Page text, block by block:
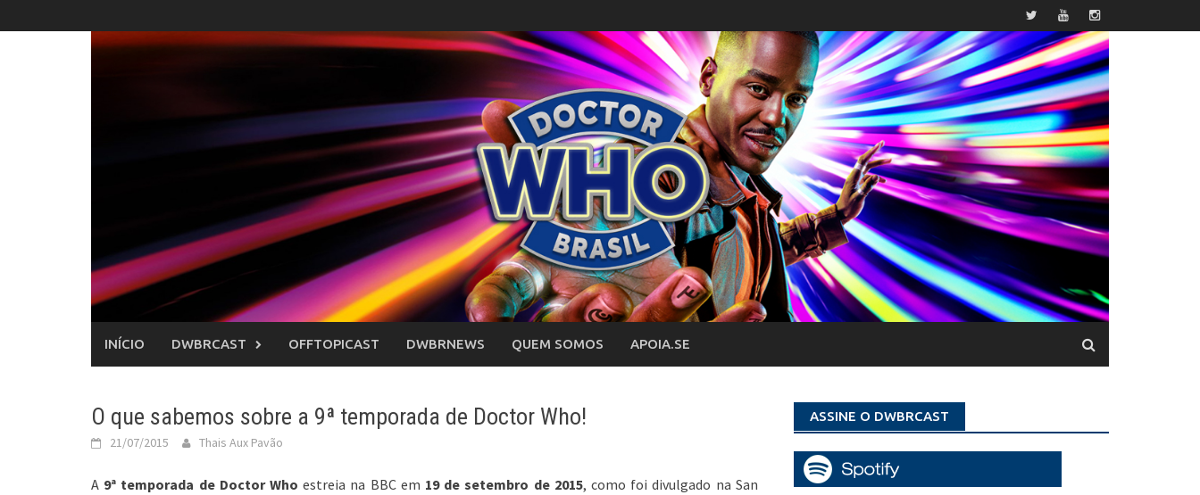
to
INÍCIO DWBRCAST OFFTOPICAST DWBRNEWS QUEM SOMOS APOIA.SE
O que sabemos sobre a 9ª temporada de Doctor Who!
21/07/2015 Thais Aux Pavão
A 9ª temporada de Doctor Who estreia na BBC em 19 de setembro de 2015, como foi divulgado na San
ASSINE O DWBRCAST